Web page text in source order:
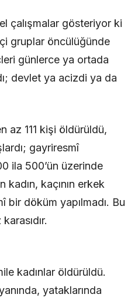
çalışmalar gösteriyor ki
gruplar öncülüğünde
günlerce ya ortada
devlet ya acizdi ya da
az 111 kişi öldürüldü,
gayriresmî
ila 500’ün üzerinde
kadın, kaçının erkek
bir döküm yapılmadı. Bu
kadınlar öldürüldü.
yataklarında